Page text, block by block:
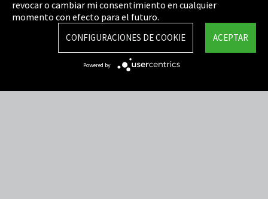
Términos y Condiciones
Mapa del sitio
Integrity Line
revocar o cambiar mi consentimiento en cualquier
momento con efecto para el futuro.
ACEPTAR
CONFIGURACIONES DE COOKIE
Powered by